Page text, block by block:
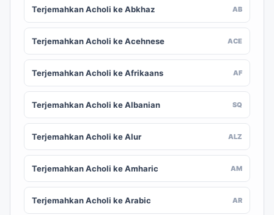
Terjemahkan Acholi ke Abkhaz AB
Terjemahkan Acholi ke Acehnese ACE
Terjemahkan Acholi ke Afrikaans AF
Terjemahkan Acholi ke Albanian SQ
Terjemahkan Acholi ke Alur ALZ
Terjemahkan Acholi ke Amharic AM
Terjemahkan Acholi ke Arabic AR